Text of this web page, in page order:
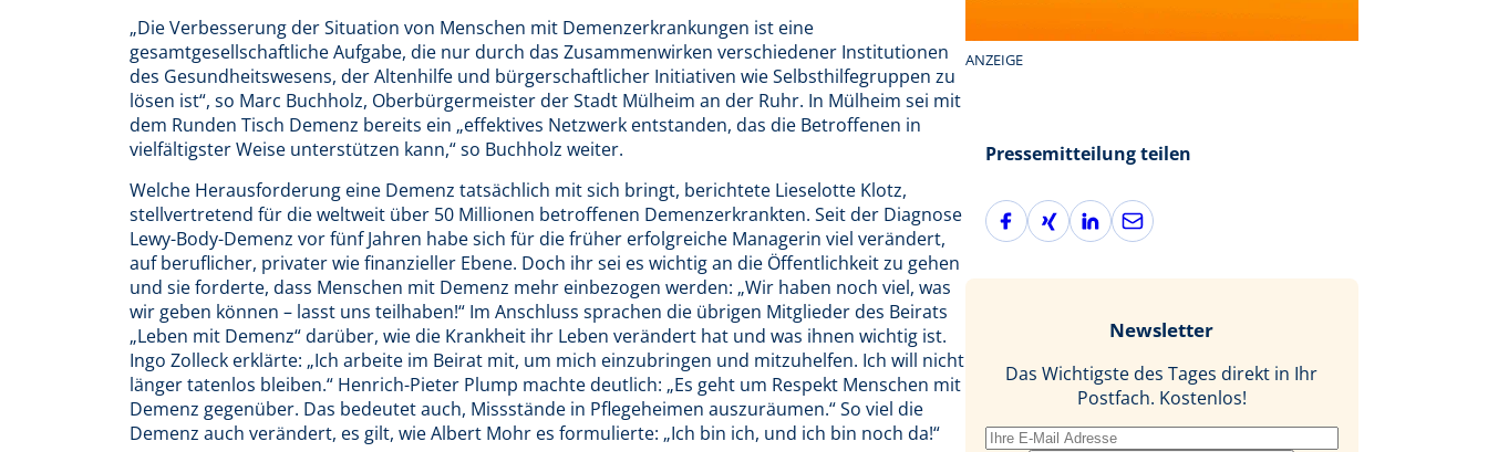
„Die Verbesserung der Situation von Menschen mit Demenzerkrankungen ist eine
gesamtgesellschaftliche Aufgabe, die nur durch das Zusammenwirken verschiedener Institutionen
des Gesundheitswesens, der Altenhilfe und bürgerschaftlicher Initiativen wie Selbsthilfegruppen zu
lösen ist“, so Marc Buchholz, Oberbürgermeister der Stadt Mülheim an der Ruhr. In Mülheim sei mit
dem Runden Tisch Demenz bereits ein „effektives Netzwerk entstanden, das die Betroffenen in
vielfältigster Weise unterstützen kann,“ so Buchholz weiter.
Welche Herausforderung eine Demenz tatsächlich mit sich bringt, berichtete Lieselotte Klotz,
stellvertretend für die weltweit über 50 Millionen betroffenen Demenzerkrankten. Seit der Diagnose
Lewy-Body-Demenz vor fünf Jahren habe sich für die früher erfolgreiche Managerin viel verändert,
auf beruflicher, privater wie finanzieller Ebene. Doch ihr sei es wichtig an die Öffentlichkeit zu gehen
und sie forderte, dass Menschen mit Demenz mehr einbezogen werden: „Wir haben noch viel, was
wir geben können – lasst uns teilhaben!“ Im Anschluss sprachen die übrigen Mitglieder des Beirats
„Leben mit Demenz“ darüber, wie die Krankheit ihr Leben verändert hat und was ihnen wichtig ist.
Ingo Zolleck erklärte: „Ich arbeite im Beirat mit, um mich einzubringen und mitzuhelfen. Ich will nicht
länger tatenlos bleiben.“ Henrich-Pieter Plump machte deutlich: „Es geht um Respekt Menschen mit
Demenz gegenüber. Das bedeutet auch, Missstände in Pflegeheimen auszuräumen.“ So viel die
Demenz auch verändert, es gilt, wie Albert Mohr es formulierte: „Ich bin ich, und ich bin noch da!“
ANZEIGE
Pressemitteilung teilen
F
a
X
i
L
i
n
E
-
l
Newsletter
Das Wichtigste des Tages direkt in Ihr
Postfach. Kostenlos!